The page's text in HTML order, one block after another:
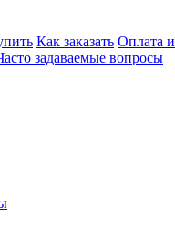
Как заказать Оплата и
задаваемые вопросы